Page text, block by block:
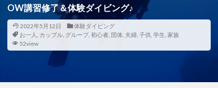
OW講習修了＆体験ダイビング♪
2022年5月12日
体験ダイビング
お一人, カップル, グループ, 初心者, 団体, 夫婦, 子供, 学生, 家族
52view